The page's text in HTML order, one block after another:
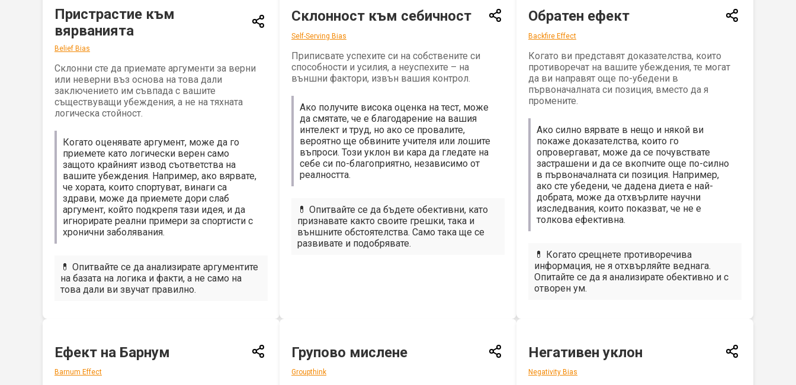
Пристрастие към
вярванията
Belief Bias
Склонни сте да приемате аргументи за верни
или неверни въз основа на това дали
заключението им съвпада с вашите
съществуващи убеждения, а не на тяхната
логическа стойност.
Когато оценявате аргумент, може да го
приемете като логически верен само
защото крайният извод съответства на
вашите убеждения. Например, ако вярвате,
че хората, които спортуват, винаги са
здрави, може да приемете дори слаб
аргумент, който подкрепя тази идея, и да
игнорирате реални примери за спортисти с
хронични заболявания.
💊 Опитвайте се да анализирате аргументите
на базата на логика и факти, а не само на
това дали ви звучат правилно.
Склонност към себичност
Self-Serving Bias
Приписвате успехите си на собствените си
способности и усилия, а неуспехите – на
външни фактори, извън вашия контрол.
Ако получите висока оценка на тест, може
да смятате, че е благодарение на вашия
интелект и труд, но ако се провалите,
вероятно ще обвините учителя или лошите
въпроси. Този уклон ви кара да гледате на
себе си по-благоприятно, независимо от
реалността.
💊 Опитвайте се да бъдете обективни, като
признавате както своите грешки, така и
външните обстоятелства. Само така ще се
развивате и подобрявате.
Обратен ефект
Backfire Effect
Когато ви представят доказателства, които
противоречат на вашите убеждения, те могат
да ви направят още по-убедени в
първоначалната си позиция, вместо да я
промените.
Ако силно вярвате в нещо и някой ви
покаже доказателства, които го
опровергават, може да се почувствате
застрашени и да се вкопчите още по-силно
в първоначалната си позиция. Например,
ако сте убедени, че дадена диета е най-
добрата, може да отхвърлите научни
изследвания, които показват, че не е
толкова ефективна.
💊 Когато срещнете противоречива
информация, не я отхвърляйте веднага.
Опитайте се да я анализирате обективно и с
отворен ум.
Ефект на Барнум
Barnum Effect
Групово мислене
Groupthink
Негативен уклон
Negativity Bias